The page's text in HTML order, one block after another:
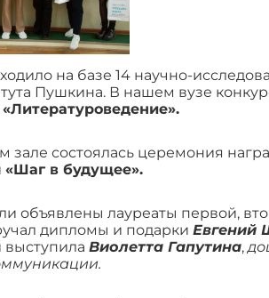
на базе 14 научно-
Пушкина. В нашем вузе
«Литературоведение».
зале состоялась церемония
«Шаг в будущее».
объявлены лауреаты первой,
дипломы и подарки Евгений
выступила Виолетта Гапутина,